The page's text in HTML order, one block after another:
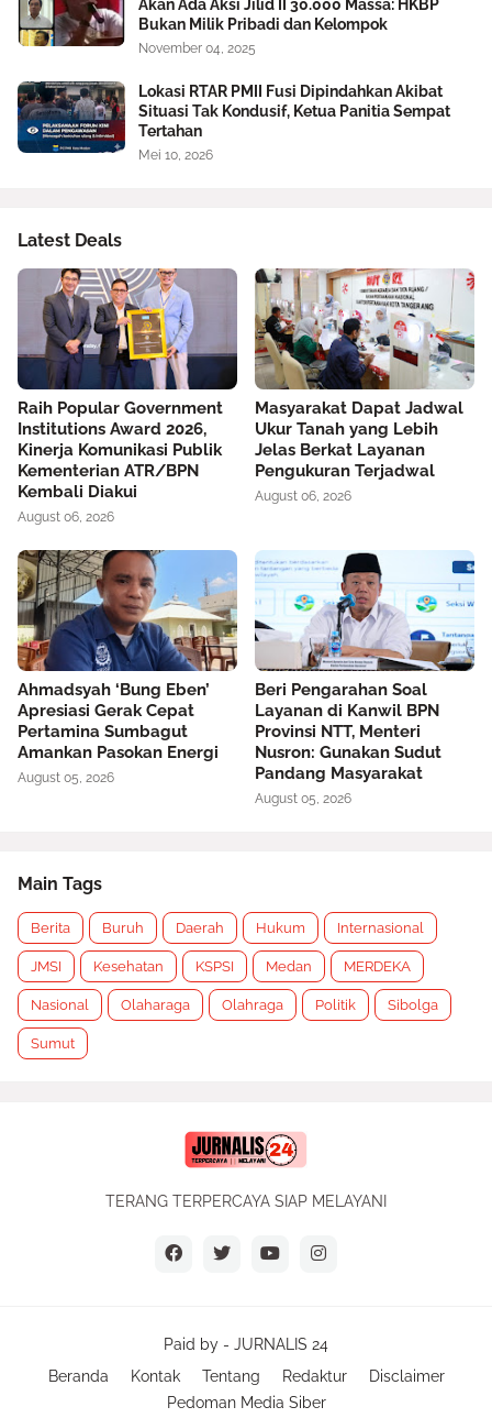
Akan Ada Aksi Jilid II 30.000 Massa: HKBP
Bukan Milik Pribadi dan Kelompok
November 04, 2025
Lokasi RTAR PMII Fusi Dipindahkan Akibat
Situasi Tak Kondusif, Ketua Panitia Sempat
Tertahan
Mei 10, 2026
Latest Deals
Raih Popular Government
Institutions Award 2026,
Kinerja Komunikasi Publik
Kementerian ATR/BPN
Kembali Diakui
August 06, 2026
Masyarakat Dapat Jadwal
Ukur Tanah yang Lebih
Jelas Berkat Layanan
Pengukuran Terjadwal
August 06, 2026
Ahmadsyah ‘Bung Eben’
Apresiasi Gerak Cepat
Pertamina Sumbagut
Amankan Pasokan Energi
August 05, 2026
Beri Pengarahan Soal
Layanan di Kanwil BPN
Provinsi NTT, Menteri
Nusron: Gunakan Sudut
Pandang Masyarakat
August 05, 2026
Main Tags
Berita Buruh Daerah Hukum Internasional
JMSI Kesehatan KSPSI Medan MERDEKA
Nasional Olaharaga Olahraga Politik Sibolga
Sumut
TERANG TERPERCAYA SIAP MELAYANI
Paid by - JURNALIS 24
Beranda
Kontak Tentang Redaktur
Disclaimer
Pedoman Media Siber